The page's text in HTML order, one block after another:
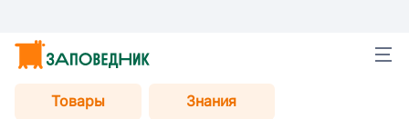
Товары Знания